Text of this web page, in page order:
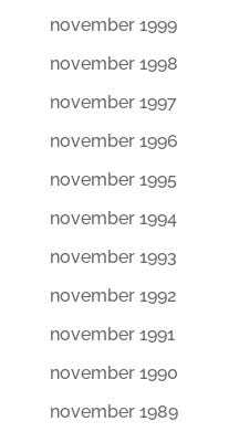
november 1999
november 1998
november 1997
november 1996
november 1995
november 1994
november 1993
november 1992
november 1991
november 1990
november 1989